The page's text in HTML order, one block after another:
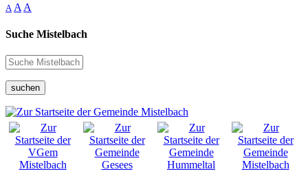
A A A
Suche Mistelbach
suchen